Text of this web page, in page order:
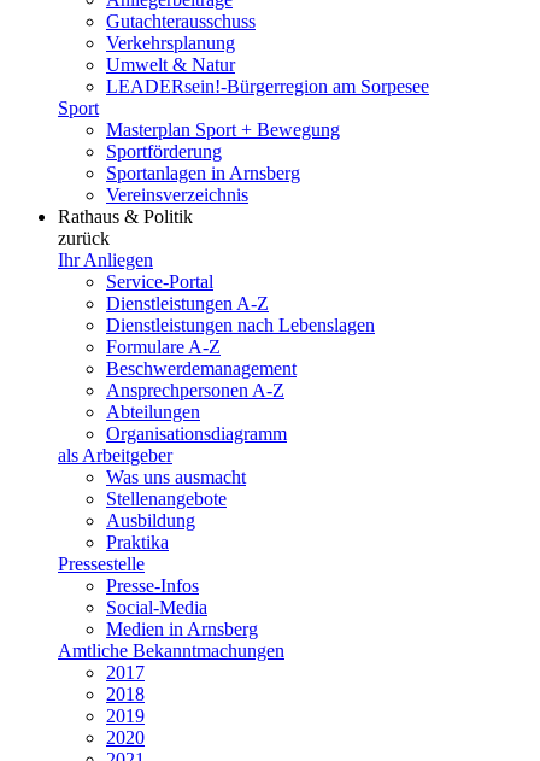
Gutachterausschuss
Verkehrsplanung
Umwelt & Natur
LEADERsein!-Bürgerregion am Sorpesee
Sport
Masterplan Sport + Bewegung
Sportförderung
Sportanlagen in Arnsberg
Vereinsverzeichnis
Rathaus & Politik
zurück
Ihr Anliegen
Service-Portal
Dienstleistungen A-Z
Dienstleistungen nach Lebenslagen
Formulare A-Z
Beschwerdemanagement
Ansprechpersonen A-Z
Abteilungen
Organisationsdiagramm
als Arbeitgeber
Was uns ausmacht
Stellenangebote
Ausbildung
Praktika
Pressestelle
Presse-Infos
Social-Media
Medien in Arnsberg
Amtliche Bekanntmachungen
2017
2018
2019
2020